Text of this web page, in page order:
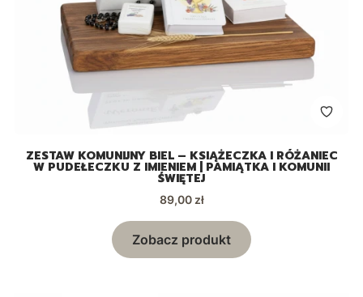
ZESTAW KOMUNIJNY BIEL – KSIĄŻECZKA I RÓŻANIEC
W PUDEŁECZKU Z IMIENIEM | PAMIĄTKA I KOMUNII
ŚWIĘTEJ
Cena
89,00 zł
Zobacz produkt